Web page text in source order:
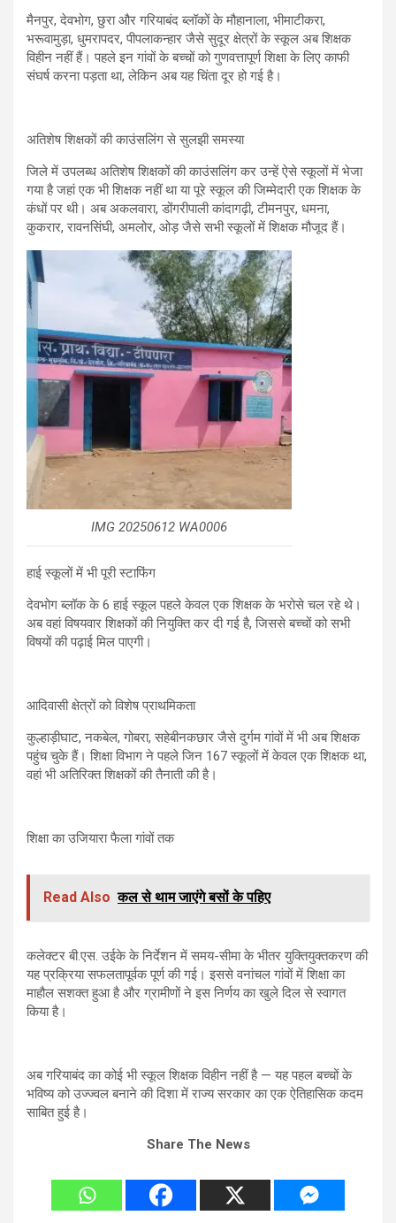
मैनपुर, देवभोग, छुरा और गरियाबंद ब्लॉकों के मौहानाला, भीमाटीकरा,
भरूवामुड़ा, धुमरापदर, पीपलाकन्हार जैसे सुदूर क्षेत्रों के स्कूल अब शिक्षक
विहीन नहीं हैं। पहले इन गांवों के बच्चों को गुणवत्तापूर्ण शिक्षा के लिए काफी
संघर्ष करना पड़ता था, लेकिन अब यह चिंता दूर हो गई है।
अतिशेष शिक्षकों की काउंसलिंग से सुलझी समस्या
जिले में उपलब्ध अतिशेष शिक्षकों की काउंसलिंग कर उन्हें ऐसे स्कूलों में भेजा
गया है जहां एक भी शिक्षक नहीं था या पूरे स्कूल की जिम्मेदारी एक शिक्षक के
कंधों पर थी। अब अकलवारा, डोंगरीपाली कांदागढ़ी, टीमनपुर, धमना,
कुकरार, रावनसिंघी, अमलोर, ओड़ जैसे सभी स्कूलों में शिक्षक मौजूद हैं।
IMG 20250612 WA0006
हाई स्कूलों में भी पूरी स्टाफिंग
देवभोग ब्लॉक के 6 हाई स्कूल पहले केवल एक शिक्षक के भरोसे चल रहे थे।
अब वहां विषयवार शिक्षकों की नियुक्ति कर दी गई है, जिससे बच्चों को सभी
विषयों की पढ़ाई मिल पाएगी।
आदिवासी क्षेत्रों को विशेष प्राथमिकता
कुल्हाड़ीघाट, नकबेल, गोबरा, सहेबीनकछार जैसे दुर्गम गांवों में भी अब शिक्षक
पहुंच चुके हैं। शिक्षा विभाग ने पहले जिन 167 स्कूलों में केवल एक शिक्षक था,
वहां भी अतिरिक्त शिक्षकों की तैनाती की है।
शिक्षा का उजियारा फैला गांवों तक
Read Also कल से थाम जाएंगे बसों के पहिए
कलेक्टर बी.एस. उईके के निर्देशन में समय-सीमा के भीतर युक्तियुक्तकरण की
यह प्रक्रिया सफलतापूर्वक पूर्ण की गई। इससे वनांचल गांवों में शिक्षा का
माहौल सशक्त हुआ है और ग्रामीणों ने इस निर्णय का खुले दिल से स्वागत
किया है।
अब गरियाबंद का कोई भी स्कूल शिक्षक विहीन नहीं है — यह पहल बच्चों के
भविष्य को उज्ज्वल बनाने की दिशा में राज्य सरकार का एक ऐतिहासिक कदम
साबित हुई है।
Share The News